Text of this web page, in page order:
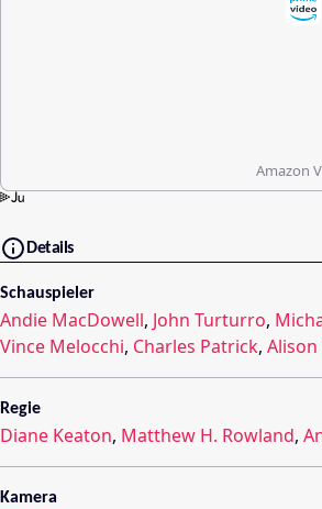
Amazon
Details
Schauspieler
Andie MacDowell, John Turturro,
Vince Melocchi, Charles Patrick, Alison
Regie
Diane Keaton, Matthew H. Rowland,
Kamera